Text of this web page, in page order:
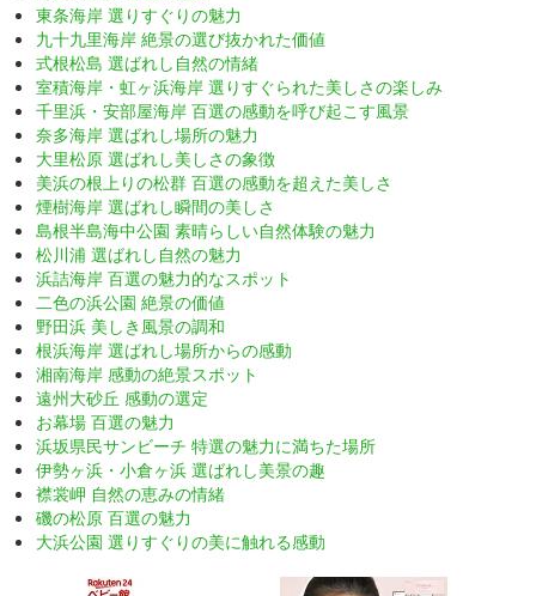
東条海岸 選りすぐりの魅力
九十九里海岸 絶景の選び抜かれた価値
式根松島 選ばれし自然の情緒
室積海岸・虹ヶ浜海岸 選りすぐられた美しさの楽しみ
千里浜・安部屋海岸 百選の感動を呼び起こす風景
奈多海岸 選ばれし場所の魅力
大里松原 選ばれし美しさの象徴
美浜の根上りの松群 百選の感動を超えた美しさ
煙樹海岸 選ばれし瞬間の美しさ
島根半島海中公園 素晴らしい自然体験の魅力
松川浦 選ばれし自然の魅力
浜詰海岸 百選の魅力的なスポット
二色の浜公園 絶景の価値
野田浜 美しき風景の調和
根浜海岸 選ばれし場所からの感動
湘南海岸 感動の絶景スポット
遠州大砂丘 感動の選定
お幕場 百選の魅力
浜坂県民サンビーチ 特選の魅力に満ちた場所
伊勢ヶ浜・小倉ヶ浜 選ばれし美景の趣
襟裳岬 自然の恵みの情緒
磯の松原 百選の魅力
大浜公園 選りすぐりの美に触れる感動